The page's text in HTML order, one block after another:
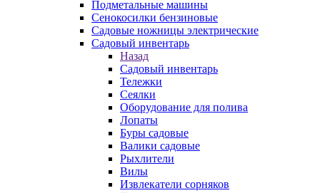
Подметальные машины
Сенокосилки бензиновые
Садовые ножницы электрические
Садовый инвентарь
Назад
Садовый инвентарь
Тележки
Сеялки
Оборудование для полива
Лопаты
Буры садовые
Валики садовые
Рыхлители
Вилы
Извлекатели сорняков